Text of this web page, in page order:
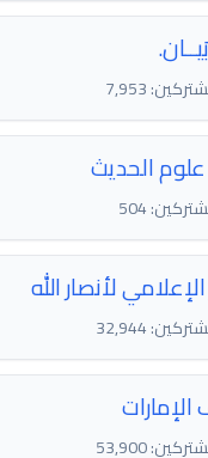
7,953
الحديث
504
لأنصار الله
32,944
53,900